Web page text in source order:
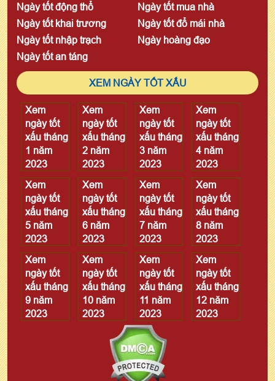
Ngày tốt động thổ
Ngày tốt mua nhà
Ngày tốt khai trương
Ngày tốt đổ mái nhà
Ngày tốt nhập trạch
Ngày hoàng đạo
Ngày tốt an táng
XEM NGÀY TỐT XẤU
Xem
ngày tốt
xấu tháng
1 năm
2023
Xem
ngày tốt
xấu tháng
2 năm
2023
Xem
ngày tốt
xấu tháng
3 năm
2023
Xem
ngày tốt
xấu tháng
4 năm
2023
Xem
ngày tốt
xấu tháng
5 năm
2023
Xem
ngày tốt
xấu tháng
6 năm
2023
Xem
ngày tốt
xấu tháng
7 năm
2023
Xem
ngày tốt
xấu tháng
8 năm
2023
Xem
ngày tốt
xấu tháng
9 năm
2023
Xem
ngày tốt
xấu tháng
10 năm
2023
Xem
ngày tốt
xấu tháng
11 năm
2023
Xem
ngày tốt
xấu tháng
12 năm
2023